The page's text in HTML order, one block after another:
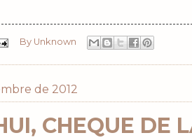
By Unknown
de 2012
CHEQUE DE